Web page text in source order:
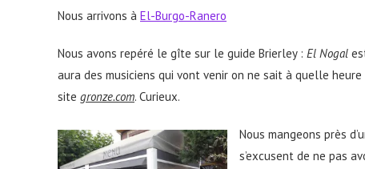
Nous arrivons à El-Burgo-Ranero
Nous avons repéré le gîte sur le guide Brierley : El Nogal
aura des musiciens qui vont venir on ne sait à quelle
site gronze.com. Curieux.
Nous mangeons près
s’excusent de ne pas